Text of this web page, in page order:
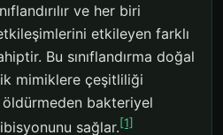
ve her biri
etkileyen farklı
Bu sınıflandırma doğal
mimiklere çeşitliliği
bakteriyel
sağlar.[1]